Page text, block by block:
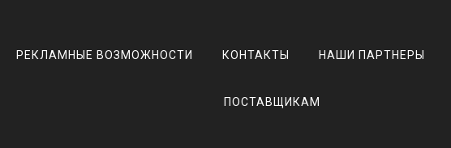
РЕКЛАМНЫЕ ВОЗМОЖНОСТИ КОНТАКТЫ НАШИ ПАРТНЕРЫ
ПОСТАВЩИКАМ